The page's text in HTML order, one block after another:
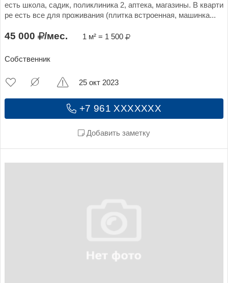
есть школа, садик, поликлиника 2, аптека, магазины. В кварти
ре есть все для проживания (плитка встроенная, машинка...
45 000 /мес. 1 м² = 1 500
Собственник
+7 961 XXXXXXX
Добавить заметку
25 окт 2023